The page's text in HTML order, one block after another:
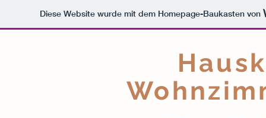
Diese Website wurde mit dem Homepage-Baukasten von